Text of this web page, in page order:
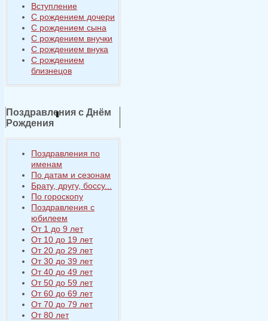
Вступление
С рождением дочери
С рождением сына
С рождением внучки
С рождением внука
С рождением
близнецов
Поздравления с Днём
Рождения
Поздравления по
именам
По датам и сезонам
Брату, другу, боссу...
По гороскопу
Поздравления с
юбилеем
От 1 до 9 лет
От 10 до 19 лет
От 20 до 29 лет
От 30 до 39 лет
От 40 до 49 лет
От 50 до 59 лет
От 60 до 69 лет
От 70 до 79 лет
От 80 лет